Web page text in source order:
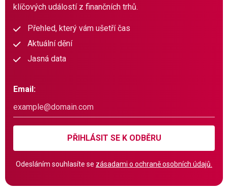
klíčových událostí z finančních trhů.
Přehled, který vám ušetří čas
Aktuální dění
Jasná data
Email:
PŘIHLÁSIT SE K ODBĚRU
Odesláním souhlasíte se zásadami o ochraně osobních údajů.